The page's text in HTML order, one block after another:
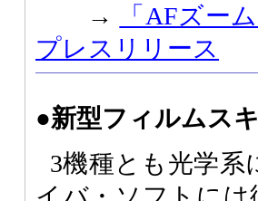
→
「AFズー
プレスリリース
●新型フィルムス
3機種とも光学系